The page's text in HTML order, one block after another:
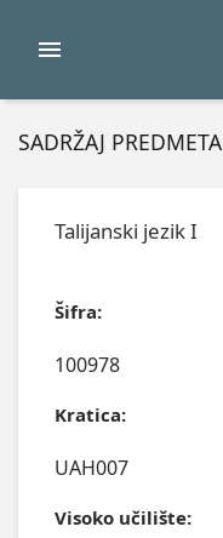
SADRŽAJ PREDMETA
Talijanski jezik I
Šifra:
100978
Kratica:
UAH007
Visoko učilište: